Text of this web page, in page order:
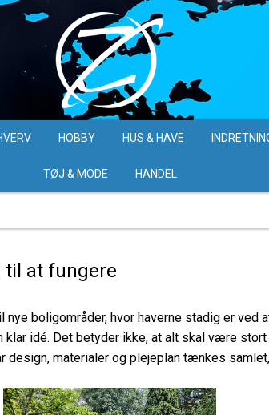
HOBBY HUS & HAVE
TØJ & MODE HANDEL
at fungere
boligområder, hvor haverne stadig er ved
idé. Det betyder ikke, at alt skal være
materialer og plejeplan tænkes